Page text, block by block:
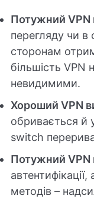
Потужний VPN
перегляду чи
сторонам
більшість VPN
невидимими.
Хороший VPN
обривається й
switch
Потужний VPN
методів –